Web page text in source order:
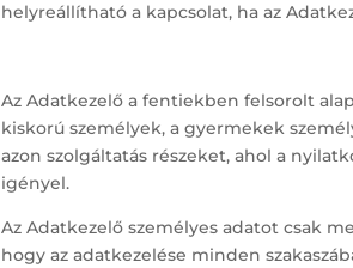
helyreállítható a kapcsolat, ha az
Az Adatkezelő a fentiekben felsorolt
kiskorú személyek, a gyermekek
azon szolgáltatás részeket, ahol a
igényel.
Az Adatkezelő személyes adatot csak
hogy az adatkezelése minden